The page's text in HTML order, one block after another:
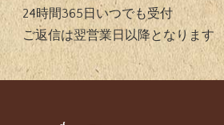
24時間365⽇いつでも受付
ご返信は翌営業⽇以降となります